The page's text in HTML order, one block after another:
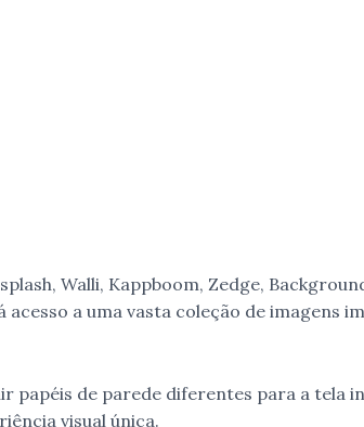
Walli, Kappboom, Zedge,
acesso a uma vasta coleção de imagens
papéis de parede diferentes para a tela
visual única.